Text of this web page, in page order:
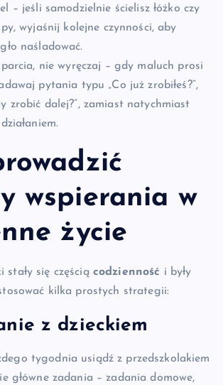
– jeśli samodzielnie ścielisz łóżko czy
wyjaśnij kolejne czynności, aby
naśladować.
nie wyręczaj – gdy maluch prosi
pytania typu „Co już zrobiłeś?”,
zrobić dalej?”, zamiast natychmiast
wspierania w
życie
stały się częścią codzienność i były
kilka prostych strategii:
z dzieckiem
tygodnia usiądź z przedszkolakiem
główne zadania – zadania domowe,